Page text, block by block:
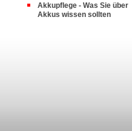
Akkupflege - Was Sie über
Akkus wissen sollten